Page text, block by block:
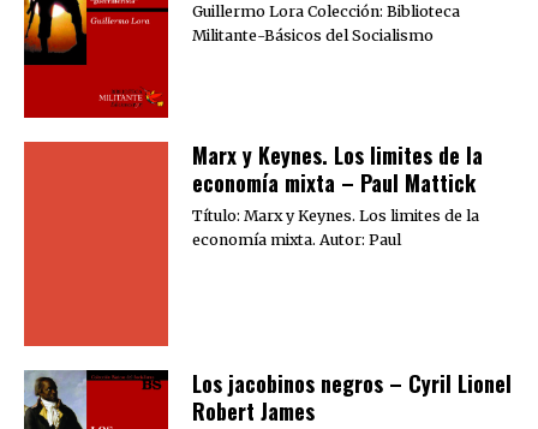
Guillermo Lora Colección: Biblioteca
Militante-Básicos del Socialismo
Marx y Keynes. Los limites de la
economía mixta – Paul Mattick
Título: Marx y Keynes. Los limites de la
economía mixta. Autor: Paul
Los jacobinos negros – Cyril Lionel
Robert James